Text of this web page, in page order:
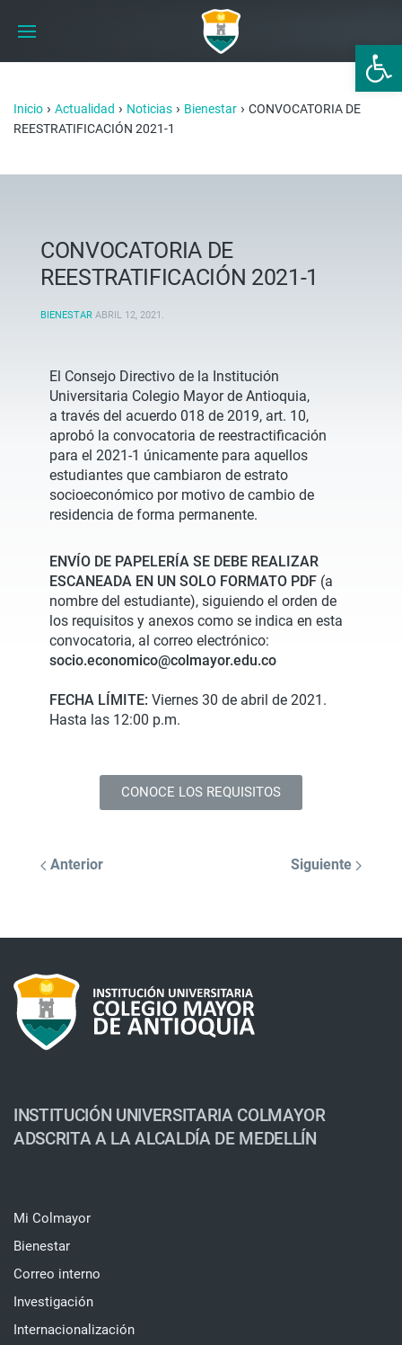
Abrir
Inicio › Actualidad › Noticias › Bienestar › CONVOCATORIA DE
REESTRATIFICACIÓN 2021-1
CONVOCATORIA DE
REESTRATIFICACIÓN 2021-1
BIENESTAR ABRIL 12, 2021 .
El Consejo Directivo de la Institución
Universitaria Colegio Mayor de Antioquia,
a través del acuerdo 018 de 2019, art. 10,
aprobó la convocatoria de reestractificación
para el 2021-1 únicamente para aquellos
estudiantes que cambiaron de estrato
socioeconómico por motivo de cambio de
residencia de forma permanente.
ENVÍO DE PAPELERÍA SE DEBE REALIZAR
ESCANEADA EN UN SOLO FORMATO PDF (a
nombre del estudiante), siguiendo el orden de
los requisitos y anexos como se indica en esta
convocatoria, al correo electrónico:
socio.economico@colmayor.edu.co
FECHA LÍMITE: Viernes 30 de abril de 2021.
Hasta las 12:00 p.m.
CONOCE LOS REQUISITOS
Anterior Siguiente
INSTITUCIÓN UNIVERSITARIA COLMAYOR
ADSCRITA A LA ALCALDÍA DE MEDELLÍN
Mi Colmayor
Bienestar
Correo interno
Investigación
Internacionalización